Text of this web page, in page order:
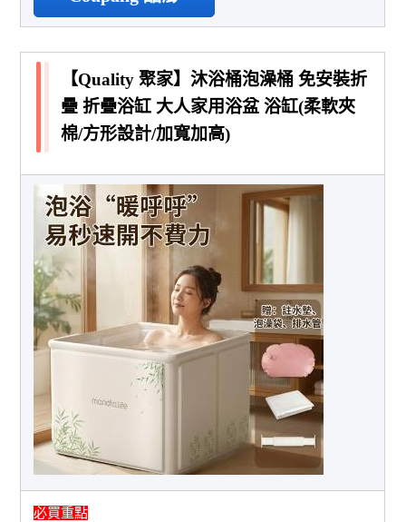
【Quality 聚家】沐浴桶泡澡桶 免安裝折
疊 折疊浴缸 大人家用浴盆 浴缸(柔軟夾
棉/方形設計/加寬加高)
必買重點